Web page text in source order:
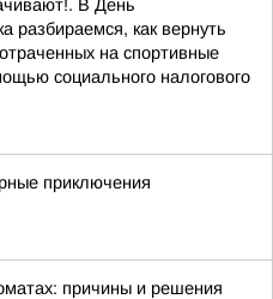
В День
разбираемся, как вернуть
на спортивные
социального налогового
приключения
причины и решения